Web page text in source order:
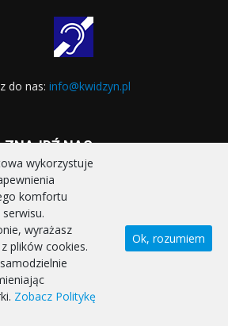
do nas: info@kwidzyn.pl
ZNAJDŹ NAS:
REALIZOWANE PROJEKTY
DEKLARACJA DOSTĘPNOŚCI
KONTAKT
wykorzystuje
komfortu
wyrażasz
plików cookies.
Zobacz Politykę
Ok, rozumiem